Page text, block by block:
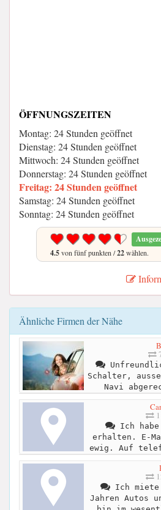
ÖFFNUNGSZEITEN
Montag: 24 Stunden geöffnet
Dienstag: 24 Stunden geöffnet
Mittwoch: 24 Stunden geöffnet
Donnerstag: 24 Stunden geöffnet
Freitag: 24 Stunden geöffnet
Samstag: 24 Stunden geöffnet
Sonntag: 24 Stunden geöffnet
4.5von fünf punkten /22wählen.
Ähnliche Firmen der Nähe
Schalter,
Navi
Ich habe
erhalten. E-
ewig. Auf
Ich miete
Jahren Autos